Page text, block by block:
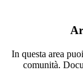
In questa area
comunità.